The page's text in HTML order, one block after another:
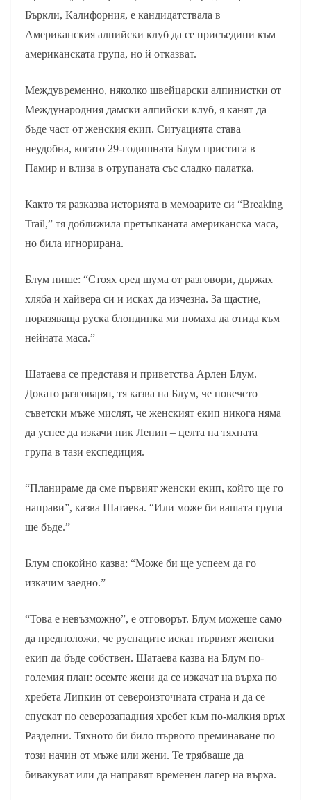
Бъркли, Калифорния, е кандидатствала в
Американския алпийски клуб да се присъедини към
американската група, но й отказват.
Междувременно, няколко швейцарски алпинистки от
Международния дамски алпийски клуб, я канят да
бъде част от женския екип. Ситуацията става
неудобна, когато 29-годишната Блум пристига в
Памир и влиза в отрупаната със сладко палатка.
Както тя разказва историята в мемоарите си “Breaking
Trail,” тя доближила претъпканата американска маса,
но била игнорирана.
Блум пише: “Стоях сред шума от разговори, държах
хляба и хайвера си и исках да изчезна. За щастие,
поразяваща руска блондинка ми помаха да отида към
нейната маса.”
Шатаева се представя и приветства Арлен Блум.
Докато разговарят, тя казва на Блум, че повечето
съветски мъже мислят, че женският екип никога няма
да успее да изкачи пик Ленин – целта на тяхната
група в тази експедиция.
“Планираме да сме първият женски екип, който ще го
направи”, казва Шатаева. “Или може би вашата група
ще бъде.”
Блум спокойно казва: “Може би ще успеем да го
изкачим заедно.”
“Това е невъзможно”, е отговорът. Блум можеше само
да предположи, че руснаците искат първият женски
екип да бъде собствен. Шатаева казва на Блум по-
големия план: осемте жени да се изкачат на върха по
хребета Липкин от североизточната страна и да се
спускат по северозападния хребет към по-малкия връх
Разделни. Тяхното би било първото преминаване по
този начин от мъже или жени. Те трябваше да
бивакуват или да направят временен лагер на върха.